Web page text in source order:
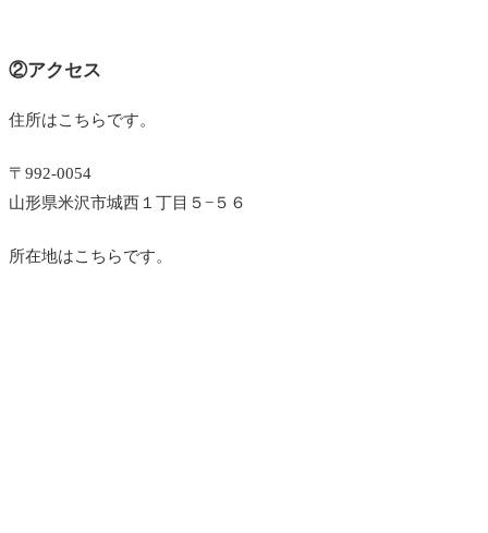
②アクセス
住所はこちらです。
〒992-0054
山形県米沢市城西１丁目５−５６
所在地はこちらです。